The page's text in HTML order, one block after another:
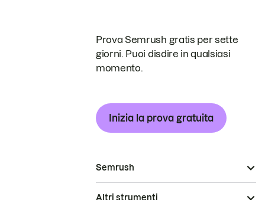
Prova Semrush gratis per sette
giorni. Puoi disdire in qualsiasi
momento.
Inizia la prova gratuita
Semrush
Altri strumenti